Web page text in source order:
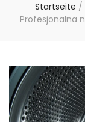
Startseite /
Profesjonalna